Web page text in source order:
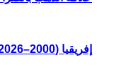
إفريقيا (2000–2026)